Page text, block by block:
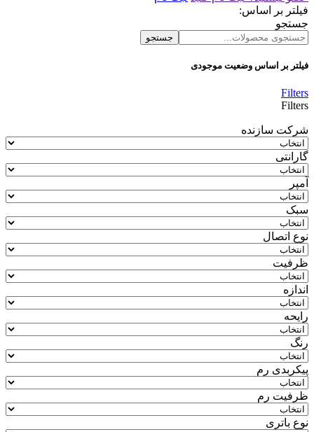
فیلتر بر اساس:
جستجو
جستجو
فیلتر بر اساس وضعیت موجودی
Filters
Filters
شرکت سازنده
گارانتی
آمپر
سبک
نوع اتصال
ظرفیت
اندازه
رایحه
رنگ
پیکربدی رم
ظرفیت رم
نوع باتری